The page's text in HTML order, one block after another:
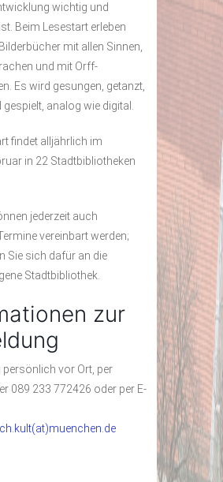
wichtig und
Beim Lesestart erleben
mit allen Sinnen,
und mit Orff-
Es wird gesungen, getanzt,
analog wie digital.
findet alljährlich im
in 22 Stadtbibliotheken
jederzeit auch
vereinbart werden;
Sie sich dafür an die
Stadtbibliothek.
zur
vor Ort, per
089 233 772426 oder per E-